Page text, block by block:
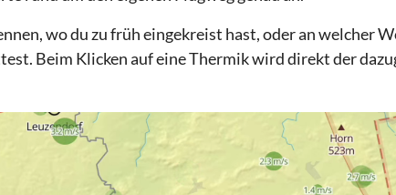
wo du zu früh eingekreist hast, oder an welcher
Beim Klicken auf eine Thermik wird direkt der